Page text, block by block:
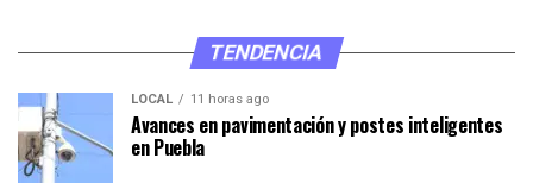
TENDENCIA
LOCAL 11 horas ago
Avances en pavimentación y postes inteligentes
en Puebla